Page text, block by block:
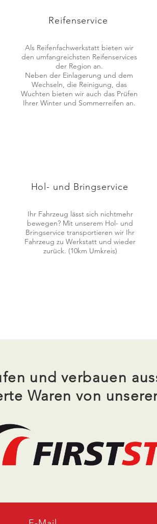
Reifenservice
Als Reifenfachwerkstatt bieten wir
den umfangreichsten Reifenservices
der Region an.
Neben der Einlagerung und dem
Wechseln, die Reinigung, das
Wuchten bieten wir auch das Prüfen
Ihrer Winter und Sommerreifen an.
Hol- und Bringservice
Ihr Fahrzeug lässt sich nichtmehr
bewegen? Mit unserem Hol- und
Bringservice transportieren wir Ihr
Fahrzeug zu Werkstatt und wieder
zurück. (10km Umkreis)
und verbauen
Waren von